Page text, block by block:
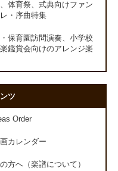
体育祭、式典向けファン
・序曲特集
保育園訪問演奏、小学校
鑑賞会向けのアレンジ楽
ツ
Order
カレンダー
方へ（楽譜について）